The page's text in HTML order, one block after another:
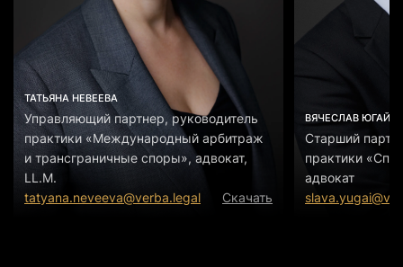
ТАТЬЯНА НЕВЕЕВА
Управляющий партнер, руководитель
практики «Международный арбитраж
и трансграничные споры», адвокат,
LL.M.
tatyana.neveeva@verba.legal
Скачать
ВЯЧЕСЛАВ ЮГАЙ
Старший
практики
адвокат